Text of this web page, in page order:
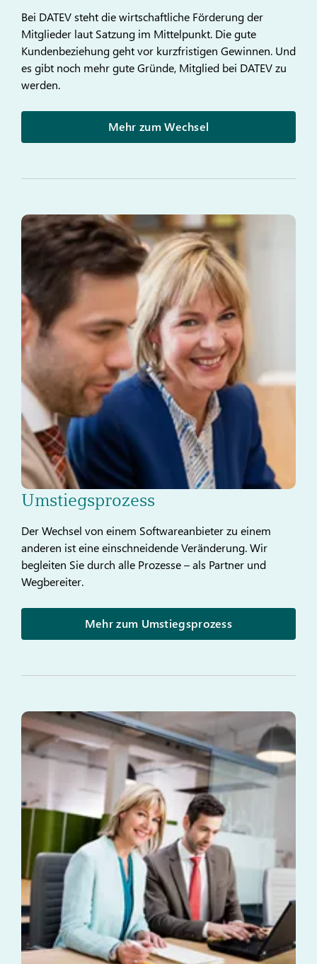
Bei DATEV steht die wirtschaftliche Förderung der
Mitglieder laut Satzung im Mittelpunkt. Die gute
Kundenbeziehung geht vor kurzfristigen Gewinnen. Und
es gibt noch mehr gute Gründe, Mitglied bei DATEV zu
werden.
Mehr zum Wechsel
Umstiegsprozess
Der Wechsel von einem Softwareanbieter zu einem
anderen ist eine einschneidende Veränderung. Wir
begleiten Sie durch alle Prozesse – als Partner und
Wegbereiter.
Mehr zum Umstiegsprozess